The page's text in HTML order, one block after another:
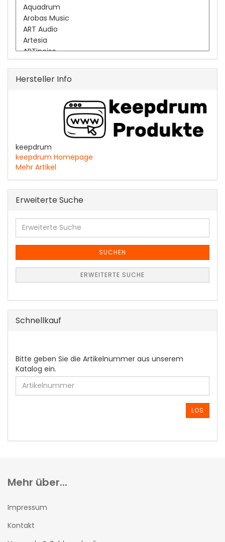
Hersteller Info
keepdrum
keepdrum Homepage
Mehr Artikel
Erweiterte Suche
Erweiterte
Suche
SUCHEN
ERWEITERTE SUCHE
Schnellkauf
BITTE
GEBEN
SIE
DIE
ARTIKELNUMMER
EIN.
Bitte geben Sie die Artikelnummer aus unserem
Katalog ein.
LOS
Mehr über...
Impressum
Kontakt